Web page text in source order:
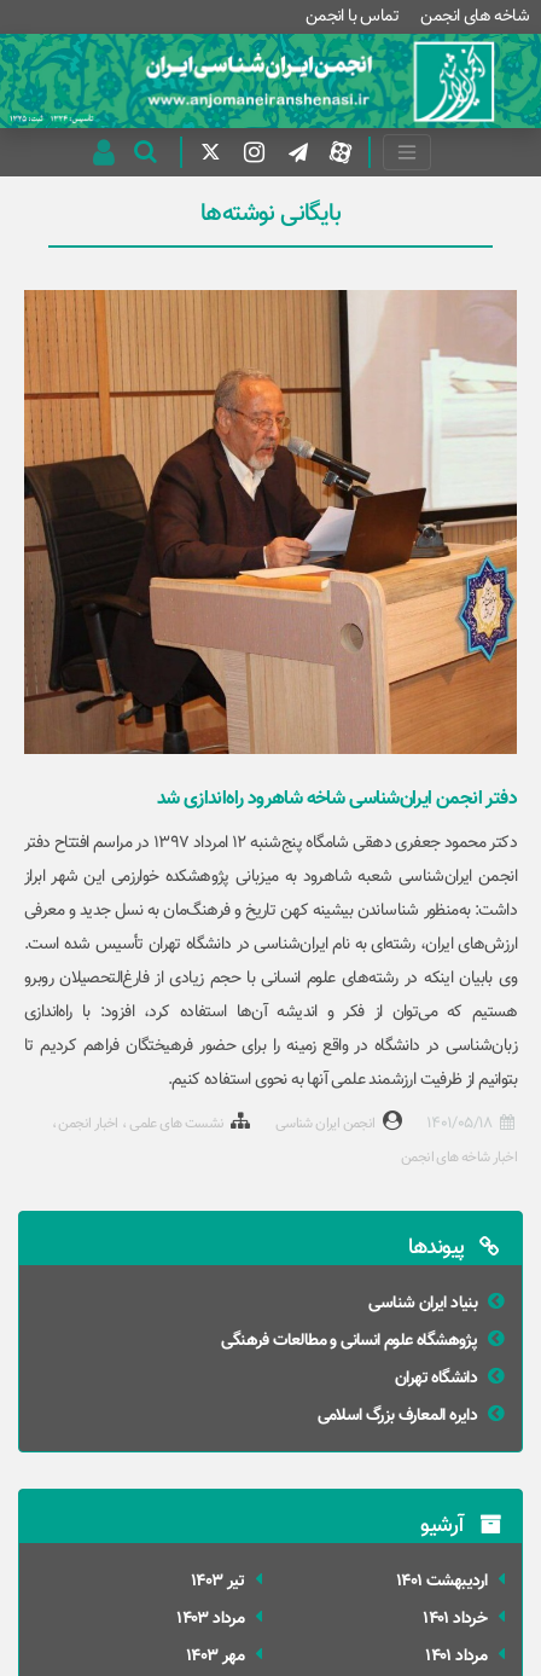
شاخه های انجمن تماس با انجمن
بایگانی نوشته‌ها
دفتر انجمن ایران‌شناسی شاخه شاهرود راه‌اندازی شد
دکتر محمود جعفری دهقی شامگاه پنج‌شنبه ۱۲ امرداد ۱۳۹۷ در مراسم افتتاح دفتر
انجمن ایران‌شناسی شعبه شاهرود به میزبانی پژوهشکده خوارزمی این شهر ابراز
داشت: به‌منظور شناساندن بیشینه کهن تاریخ و فرهنگ‌مان به نسل جدید و معرفی
ارزش‌های ایران، رشته‌ای به نام ایران‌شناسی در دانشگاه تهران تأسیس‌ شده است.
وی بابیان اینکه در رشته‌های علوم انسانی با حجم زیادی از فارغ‌التحصیلان روبرو
هستیم که می‌توان از فکر و اندیشه آن‌ها استفاده کرد، افزود: با راه‌اندازی
زبان‌شناسی در دانشگاه در واقع زمینه را برای حضور فرهیختگان فراهم کردیم تا
بتوانیم از ظرفیت ارزشمند علمی آنها به نحوی استفاده کنیم.
انجمن ایران شناسی نشست های علمی
اخبار انجمن
اخبار شاخه های انجمن
پیوندها
بنیاد ایران شناسی
پژوهشگاه علوم انسانی و مطالعات فرهنگی
دانشگاه تهران
دایره المعارف بزرگ اسلامی
آرشیو
ارديبهشت 1401
خرداد 1401
مرداد 1401
تير 1403
مرداد 1403
مهر 1403